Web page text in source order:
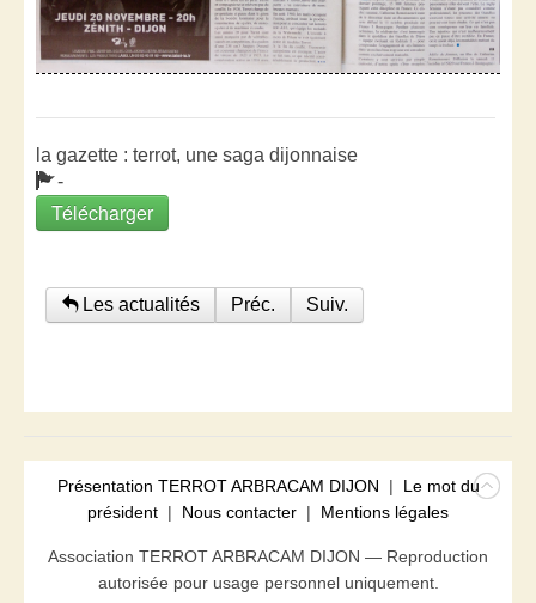
la gazette : terrot, une saga dijonnaise
-
Télécharger
Les actualités Préc. Suiv.
Présentation TERROT ARBRACAM DIJON | Le mot du
président | Nous contacter | Mentions légales
Association TERROT ARBRACAM DIJON — Reproduction
autorisée pour usage personnel uniquement.